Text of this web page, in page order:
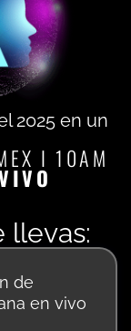
2025 en un
I 10AM
llevas:
de
en vivo